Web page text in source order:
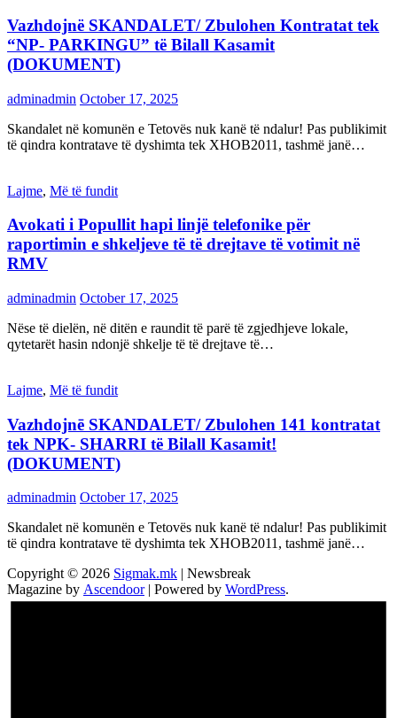
Vazhdojnë SKANDALET/ Zbulohen Kontratat tek
“NP- PARKINGU” të Bilall Kasamit
(DOKUMENT)
adminadmin October 17, 2025
Skandalet në komunën e Tetovës nuk kanë të ndalur! Pas publikimit
të qindra kontratave të dyshimta tek XHOB2011, tashmë janë…
Lajme, Më të fundit
Avokati i Popullit hapi linjë telefonike për
raportimin e shkeljeve të të drejtave të votimit në
RMV
adminadmin October 17, 2025
Nëse të dielën, në ditën e raundit të parë të zgjedhjeve lokale,
qytetarët hasin ndonjë shkelje të të drejtave të…
Lajme, Më të fundit
Vazhdojnē SKANDALET/ Zbulohen 141 kontratat
tek NPK- SHARRI të Bilall Kasamit!
(DOKUMENT)
adminadmin October 17, 2025
Skandalet në komunën e Tetovës nuk kanë të ndalur! Pas publikimit
të qindra kontratave të dyshimta tek XHOB2011, tashmë janë…
Copyright © 2026 Sigmak.mk | Newsbreak
Magazine by Ascendoor| Powered by WordPress.